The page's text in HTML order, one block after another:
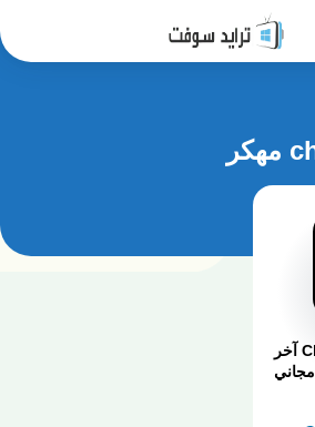
تحميل برنامج ChatGPT آخر
إصدار للكمبيوتر 2026 مجاني